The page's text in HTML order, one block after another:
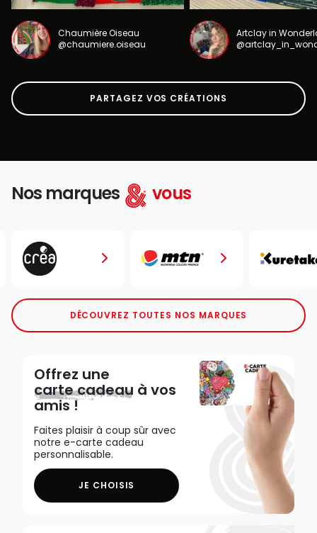
Chaumière Oiseau
@chaumiere.oiseau
Artclay in
PARTAGEZ VOS CRÉATIONS
Nos marques vous
DÉCOUVREZ TOUTES NOS MARQUES
Offrez une
carte cadeau à vos
amis !
Faites plaisir à coup sûr avec
notre e-carte cadeau
personnalisable.
JE CHOISIS